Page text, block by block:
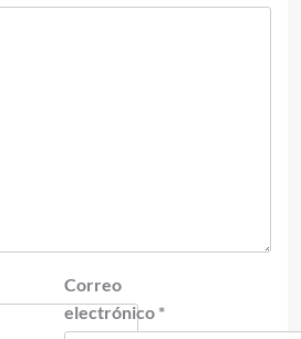
Correo
electrónico *